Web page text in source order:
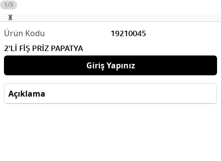
1/5
19210045
2’Lİ FİŞ PRİZ PAPATYA
Giriş Yapınız
Açıklama